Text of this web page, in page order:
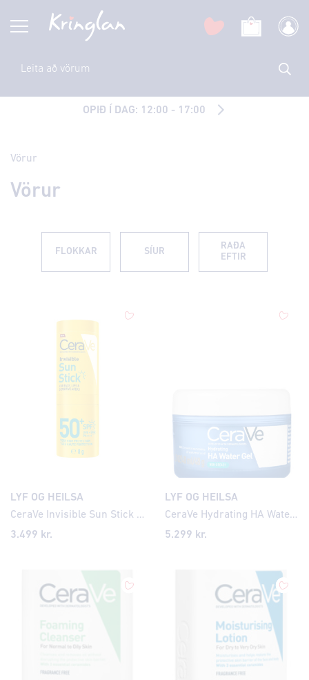
OPIÐ Í DAG: 12:00 - 17:00
Vörur
Vörur
FLOKKAR SÍUR
RAÐA
EFTIR
LYF OG HEILSA
CeraVe Invisible Sun Stick SP50+ 8gr
3.499 kr.
LYF OG HEILSA
CeraVe Hydrating HA Water Gel 48G
5.299 kr.